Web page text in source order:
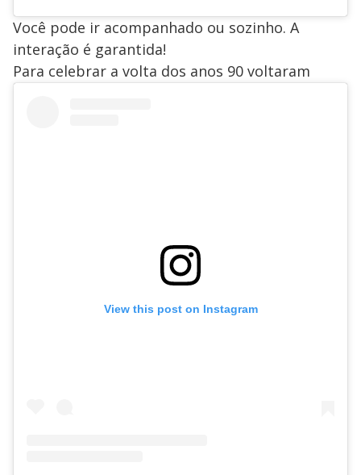
Você pode ir acompanhado ou sozinho. A
interação é garantida!
Para celebrar a volta dos anos 90 voltaram
View this post on Instagram